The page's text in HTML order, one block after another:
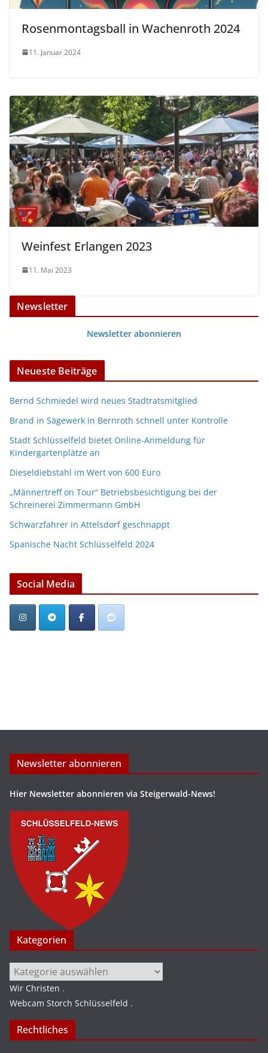
Rosenmontagsball in Wachenroth 2024
11. Januar 2024
Weinfest Erlangen 2023
11. Mai 2023
Newsletter
Newsletter abonnieren
Neueste Beiträge
Bernd Schmiedel wird neues Stadtratsmitglied
Brand in Sägewerk in Bernroth schnell unter Kontrolle
Stadt Schlüsselfeld bietet Online-Anmeldung für
Kindergartenplätze an
Dieseldiebstahl im Wert von 600 Euro
„Männertreff on Tour“ Betriebsbesichtigung bei der
Schreinerei Zimmermann GmbH
Schwarzfahrer in Attelsdorf geschnappt
Spanische Nacht Schlüsselfeld 2024
Social Media
Newsletter abonnieren
Hier Newsletter abonnieren via Steigerwald-News!
Kategorien
Kategorien
Wir Christen .
Webcam Storch Schlüsselfeld .
Rechtliches